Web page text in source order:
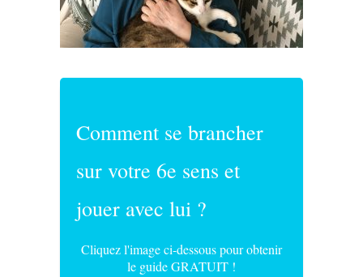
Comment se brancher
sur votre 6e sens et
jouer avec lui ?
Cliquez l'image ci-dessous pour obtenir
le guide GRATUIT !